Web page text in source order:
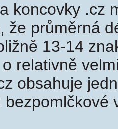
koncovky .cz
že průměrná
13-14
relativně
obsahuje
bezpomlčkové